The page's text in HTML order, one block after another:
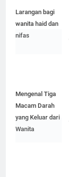
Larangan bagi
wanita haid dan
nifas
Mengenal Tiga
Macam Darah
yang Keluar dari
Wanita